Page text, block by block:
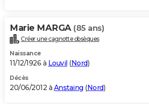
Marie MARGA (85 ans)
Créer une cagnotte obsèques
Naissance
11/12/1926 à Louvil (Nord)
Décès
20/06/2012 à Anstaing (Nord)